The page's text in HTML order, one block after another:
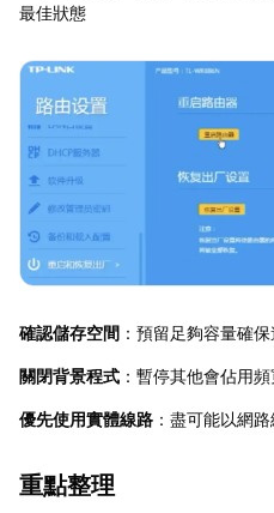
最佳狀態
確認儲存空間 ：預留足夠容量確
關閉背景程式 ：暫停其他會佔用
優先使用實體線路 ：盡可能以網
重點整理